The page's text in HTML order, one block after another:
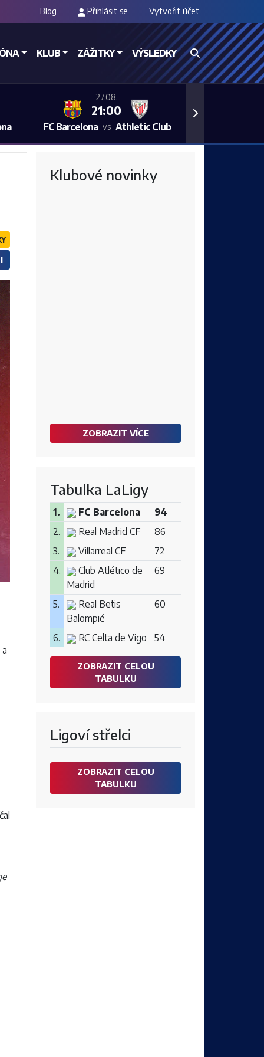
Blog Přihlásit se Vytvořit účet
KLUB ZÁŽITKY VÝSLEDKY
27.08.
21:00
FC Barcelona vs Athletic Club
Next
Klubové novinky
ZOBRAZIT VÍCE
Tabulka LaLigy
1. FC Barcelona
94
2.
Real Madrid CF
86
3.
Villarreal CF
72
4.
Club Atlético de
Madrid
69
5.
Real Betis
Balompié
60
6. RC Celta de Vigo 54
ZOBRAZIT CELOU
TABULKU
Ligoví střelci
ZOBRAZIT CELOU
TABULKU